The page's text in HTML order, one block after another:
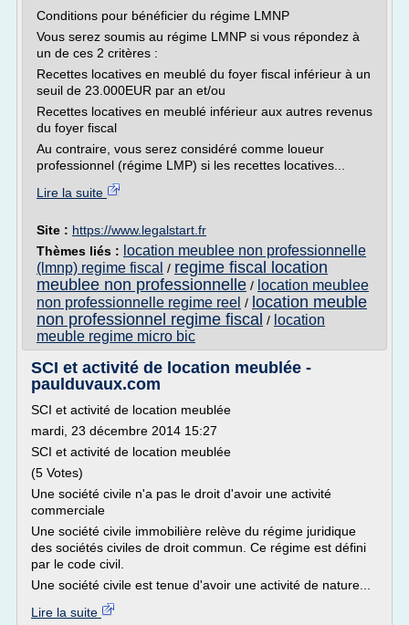
Conditions pour bénéficier du régime LMNP
Vous serez soumis au régime LMNP si vous répondez à
un de ces 2 critères :
Recettes locatives en meublé du foyer fiscal inférieur à un
seuil de 23.000EUR par an et/ou
Recettes locatives en meublé inférieur aux autres revenus
du foyer fiscal
Au contraire, vous serez considéré comme loueur
professionnel (régime LMP) si les recettes locatives...
Lire la suite
Site : https://www.legalstart.fr
Thèmes liés : location meublee non professionnelle
(lmnp) regime fiscal / regime fiscal location
meublee non professionnelle / location meublee
non professionnelle regime reel / location meuble
non professionnel regime fiscal / location
meuble regime micro bic
SCI et activité de location meublée -
paulduvaux.com
SCI et activité de location meublée
mardi, 23 décembre 2014 15:27
SCI et activité de location meublée
(5 Votes)
Une société civile n'a pas le droit d'avoir une activité
commerciale
Une société civile immobilière relève du régime juridique
des sociétés civiles de droit commun. Ce régime est défini
par le code civil.
Une société civile est tenue d'avoir une activité de nature...
Lire la suite